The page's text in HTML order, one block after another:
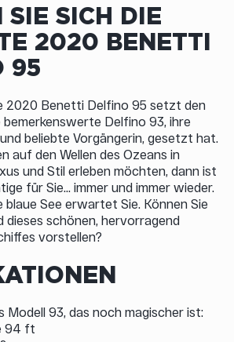
SIE SICH DIE
2020 BENETTI
95
2020 Benetti Delfino 95 setzt den
Delfino 93, ihre
beliebte Vorgängerin, gesetzt hat.
auf den Wellen des Ozeans in
und Stil erleben möchten, dann ist
für Sie... immer und immer wieder.
See erwartet Sie. Können Sie
dieses schönen, hervorragend
vorstellen?
Modell 93, das noch magischer ist:
94 ft